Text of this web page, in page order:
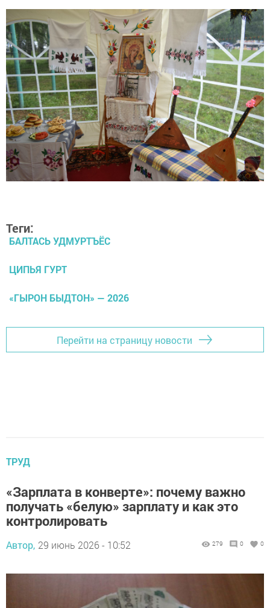
Теги:
БАЛТАСЬ УДМУРТЪЁС
ЦИПЬЯ ГУРТ
«ГЫРОН БЫДТОН» — 2026
Перейти на страницу новости
ТРУД
«Зарплата в конверте»: почему важно
получать «белую» зарплату и как это
контролировать
Автор, 29 июнь 2026 - 10:52 279 0 0